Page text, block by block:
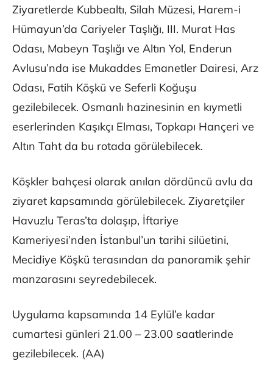
Ziyaretlerde Kubbealtı, Silah Müzesi, Harem-i
Hümayun’da Cariyeler Taşlığı, III. Murat Has
Odası, Mabeyn Taşlığı ve Altın Yol, Enderun
Avlusu’nda ise Mukaddes Emanetler Dairesi, Arz
Odası, Fatih Köşkü ve Seferli Koğuşu
gezilebilecek. Osmanlı hazinesinin en kıymetli
eserlerinden Kaşıkçı Elması, Topkapı Hançeri ve
Altın Taht da bu rotada görülebilecek.
Köşkler bahçesi olarak anılan dördüncü avlu da
ziyaret kapsamında görülebilecek. Ziyaretçiler
Havuzlu Teras’ta dolaşıp, İftariye
Kameriyesi’nden İstanbul’un tarihi silüetini,
Mecidiye Köşkü terasından da panoramik şehir
manzarasını seyredebilecek.
Uygulama kapsamında 14 Eylül’e kadar
cumartesi günleri 21.00 – 23.00 saatlerinde
gezilebilecek. (AA)